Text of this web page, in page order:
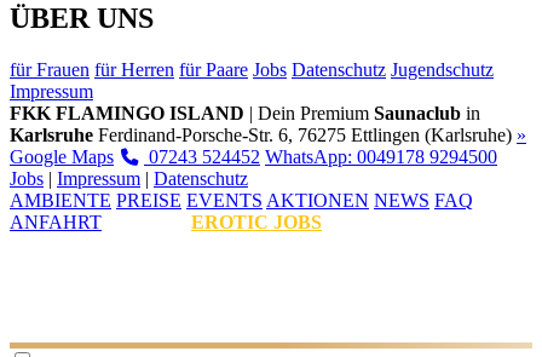
ÜBER UNS
für Frauen für Herren für Paare Jobs Datenschutz Jugendschutz
Impressum
FKK FLAMINGO ISLAND | Dein Premium Saunaclub in
Karlsruhe Ferdinand-Porsche-Str. 6, 76275 Ettlingen (Karlsruhe) »
Google Maps
07243 524452 WhatsApp: 0049178 9294500
Jobs | Impressum | Datenschutz
AMBIENTE PREISE EVENTS AKTIONEN NEWS FAQ
ANFAHRT
EROTIC JOBS